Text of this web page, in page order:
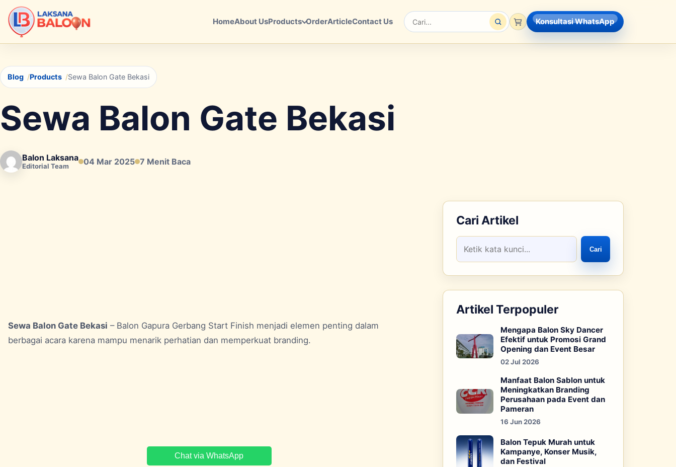
HomeAbout UsProducts OrderArticleContact Us
Cari
Konsultasi WhatsApp
Blog Products Sewa Balon Gate Bekasi
Sewa Balon Gate Bekasi
Balon Laksana
Editorial Team 04 Mar 2025 7 Menit Baca
Sewa Balon Gate Bekasi – Balon Gapura Gerbang Start Finish menjadi elemen penting dalam
berbagai acara karena mampu menarik perhatian dan memperkuat branding.
Chat via WhatsApp
Cari Artikel
Cari
Artikel Terpopuler
Mengapa Balon Sky Dancer
Efektif untuk Promosi Grand
Opening dan Event Besar
02 Jul 2026
Manfaat Balon Sablon untuk
Meningkatkan Branding
Perusahaan pada Event dan
Pameran
16 Jun 2026
Balon Tepuk Murah untuk
Kampanye, Konser Musik,
dan Festival